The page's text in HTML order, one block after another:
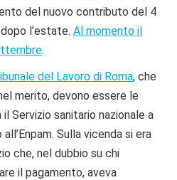
del nuovo contributo del 4
l’estate. Al momento il
.
del Lavoro di Roma, che
merito, devono essere le
Servizio sanitario nazionale a
Sulla vicenda si era
che, nel dubbio su chi
il pagamento, aveva